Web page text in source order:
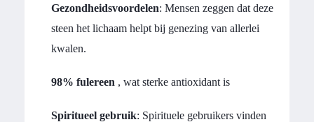
Gezondheidsvoordelen: Mensen zeggen dat deze
steen het lichaam helpt bij genezing van allerlei
kwalen.
98% fulereen , wat sterke antioxidant is
Spiritueel gebruik: Spirituele gebruikers vinden